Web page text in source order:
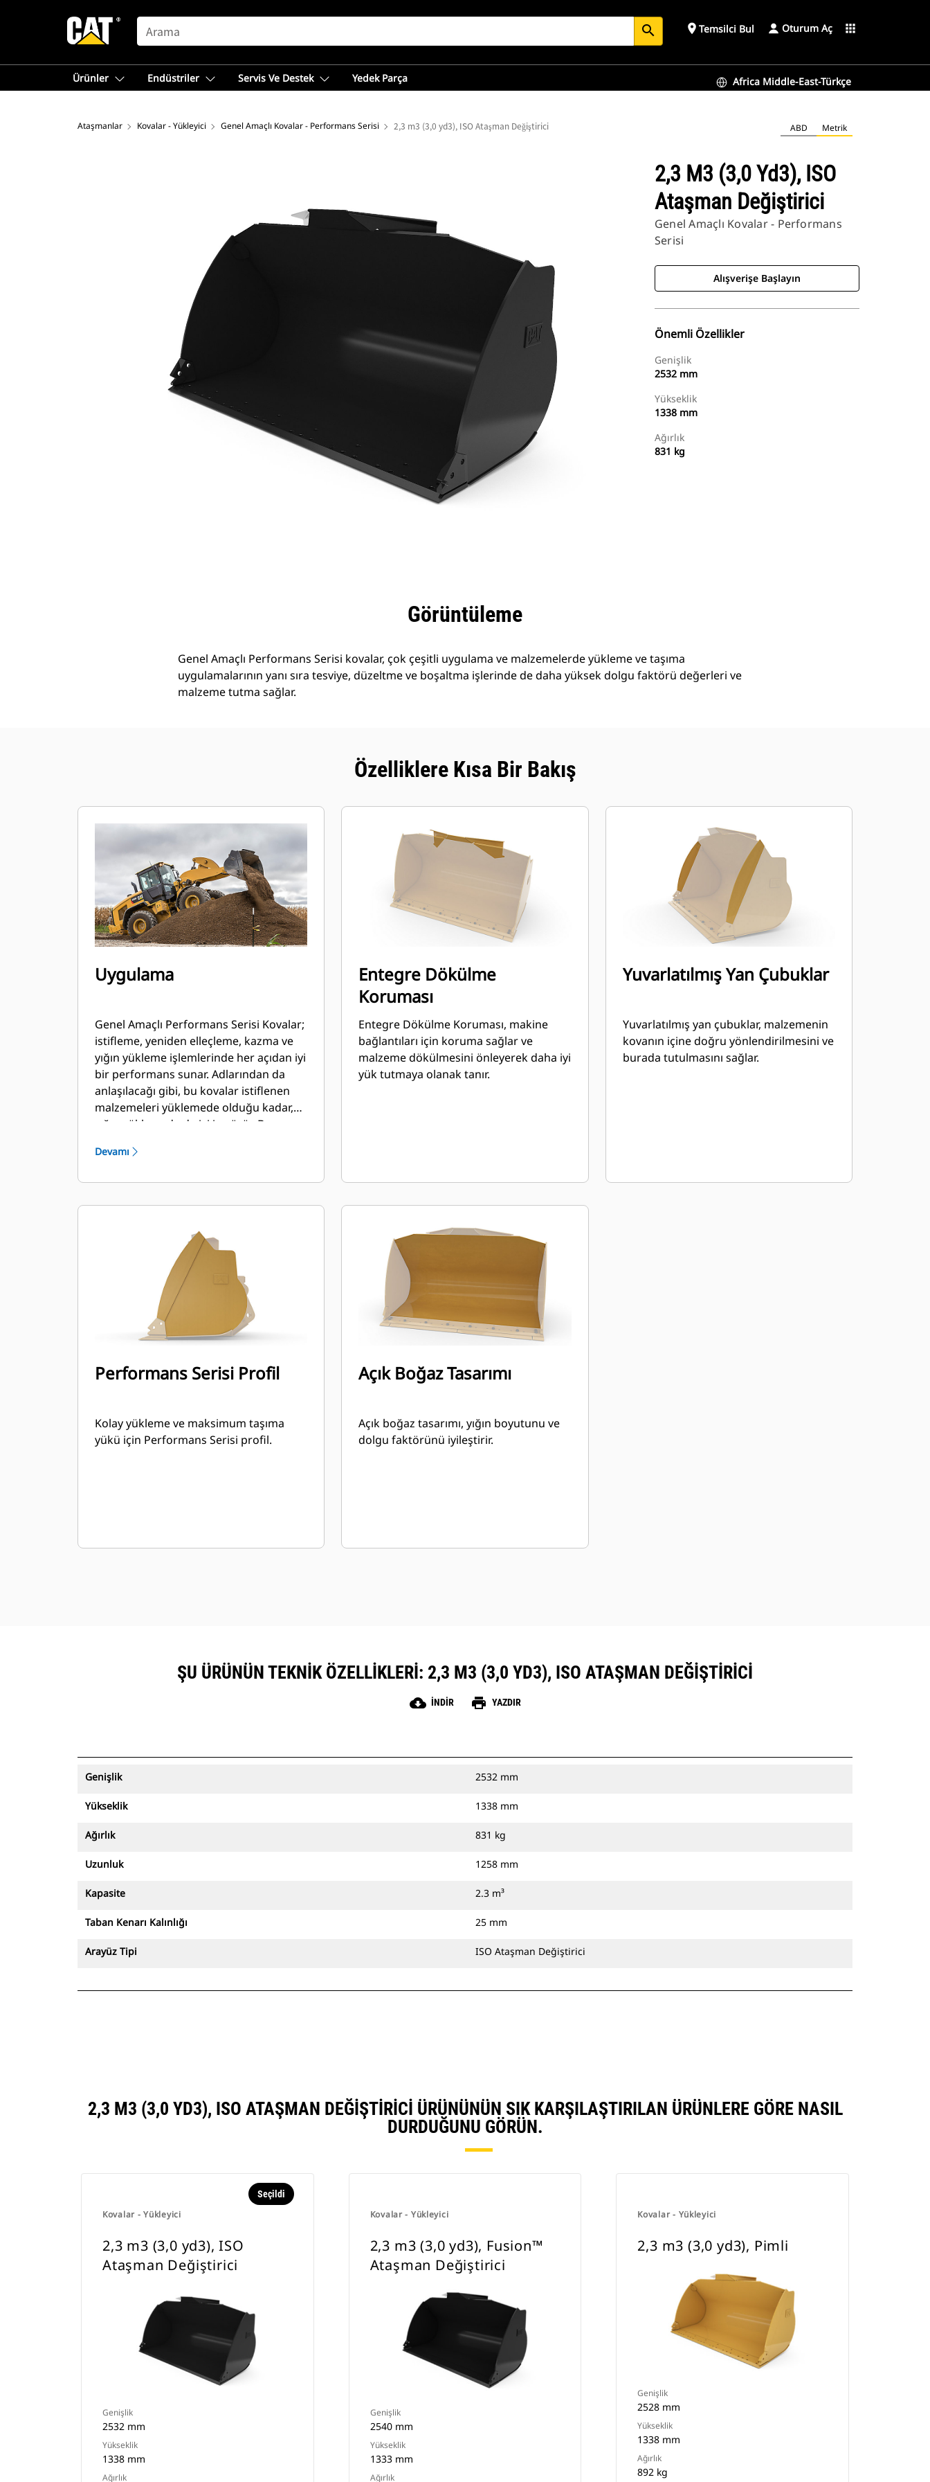
SEARCH search place Temsilci Bul Oturum Aç apps
Ürünler Endüstriler Servis Ve Destek Yedek Parça Africa Middle-East-Türkçe
Ataşmanlar Kovalar - Yükleyici Genel Amaçlı Kovalar - Performans Serisi 2,3 m3 (3,0 yd3), ISO Ataşman Değiştirici ABD Metrik
2,3 M3 (3,0 Yd3), ISO
Ataşman Değiştirici
Genel Amaçlı Kovalar - Performans
Serisi
Alışverişe Başlayın
Önemli Özellikler
Genişlik
2532 mm
Yükseklik
1338 mm
Ağırlık
831 kg
Görüntüleme
Genel Amaçlı Performans Serisi kovalar, çok çeşitli uygulama ve malzemelerde yükleme ve taşıma
uygulamalarının yanı sıra tesviye, düzeltme ve boşaltma işlerinde de daha yüksek dolgu faktörü değerleri ve
malzeme tutma sağlar.
Özelliklere Kısa Bir Bakış
Uygulama
Genel Amaçlı Performans Serisi Kovalar;
istifleme, yeniden elleçleme, kazma ve
yığın yükleme işlemlerinde her açıdan iyi
bir performans sunar. Adlarından da
anlaşılacağı gibi, bu kovalar istiflenen
malzemeleri yüklemede olduğu kadar,
yığın yüklemede de iyi iş görür. Bu
aşınma koşulları için tasarlanmıştır. Geri
dolum faktörü, belirtilen kapasitenin
Devamı
Entegre Dökülme
Koruması
Entegre Dökülme Koruması, makine
bağlantıları için koruma sağlar ve
malzeme dökülmesini önleyerek daha iyi
yük tutmaya olanak tanır.
Yuvarlatılmış Yan Çubuklar
Yuvarlatılmış yan çubuklar, malzemenin
kovanın içine doğru yönlendirilmesini ve
burada tutulmasını sağlar.
Performans Serisi Profil
Kolay yükleme ve maksimum taşıma
yükü için Performans Serisi profil.
Açık Boğaz Tasarımı
Açık boğaz tasarımı, yığın boyutunu ve
dolgu faktörünü iyileştirir.
ŞU ÜRÜNÜN TEKNIK ÖZELLIKLERI: 2,3 M3 (3,0 YD3), ISO ATAŞMAN DEĞIŞTIRICI
cloud_download İNDIR print YAZDIR
Genişlik 2532 mm
Yükseklik 1338 mm
Ağırlık 831 kg
Uzunluk 1258 mm
Kapasite 2.3 m³
Taban Kenarı Kalınlığı 25 mm
Arayüz Tipi ISO Ataşman Değiştirici
2,3 M3 (3,0 YD3), ISO ATAŞMAN DEĞIŞTIRICI ÜRÜNÜNÜN SIK KARŞILAŞTIRILAN ÜRÜNLERE GÖRE NASIL
DURDUĞUNU GÖRÜN.
Kovalar - Yükleyici
Seçildi
2,3 m3 (3,0 yd3), ISO
Ataşman Değiştirici
Genişlik
2532 mm
Yükseklik
1338 mm
Ağırlık
Kovalar - Yükleyici
2,3 m3 (3,0 yd3), Fusion™
Ataşman Değiştirici
Genişlik
2540 mm
Yükseklik
1333 mm
Ağırlık
Kovalar - Yükleyici
2,3 m3 (3,0 yd3), Pimli
Genişlik
2528 mm
Yükseklik
1338 mm
Ağırlık
892 kg